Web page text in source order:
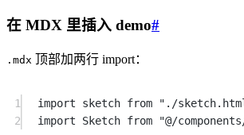
在 MDX 里插入 demo#
.mdx 顶部加两行 import：
1 import sketch from
"./
2
import Sketch from "@/